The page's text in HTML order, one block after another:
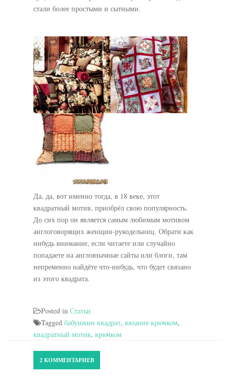
стали более простыми и сытными.
Да, да, вот именно тогда, в 18 веке, этот
квадратный мотив, приобрёл свою популярность.
До сих пор он является самым любимым мотивом
англоговорящих женщин-рукодельниц. Обрати как
нибудь внимание, если читаете или случайно
попадаете на англоязычные сайты или блоги, там
непременно найдёте что-нибудь, что будет связано
из этого квадрата.
Posted in Статьи
Tagged бабушкин квадрат, вязание крючком,
квадратный мотив, крючком
2 КОММЕНТАРИЕВ